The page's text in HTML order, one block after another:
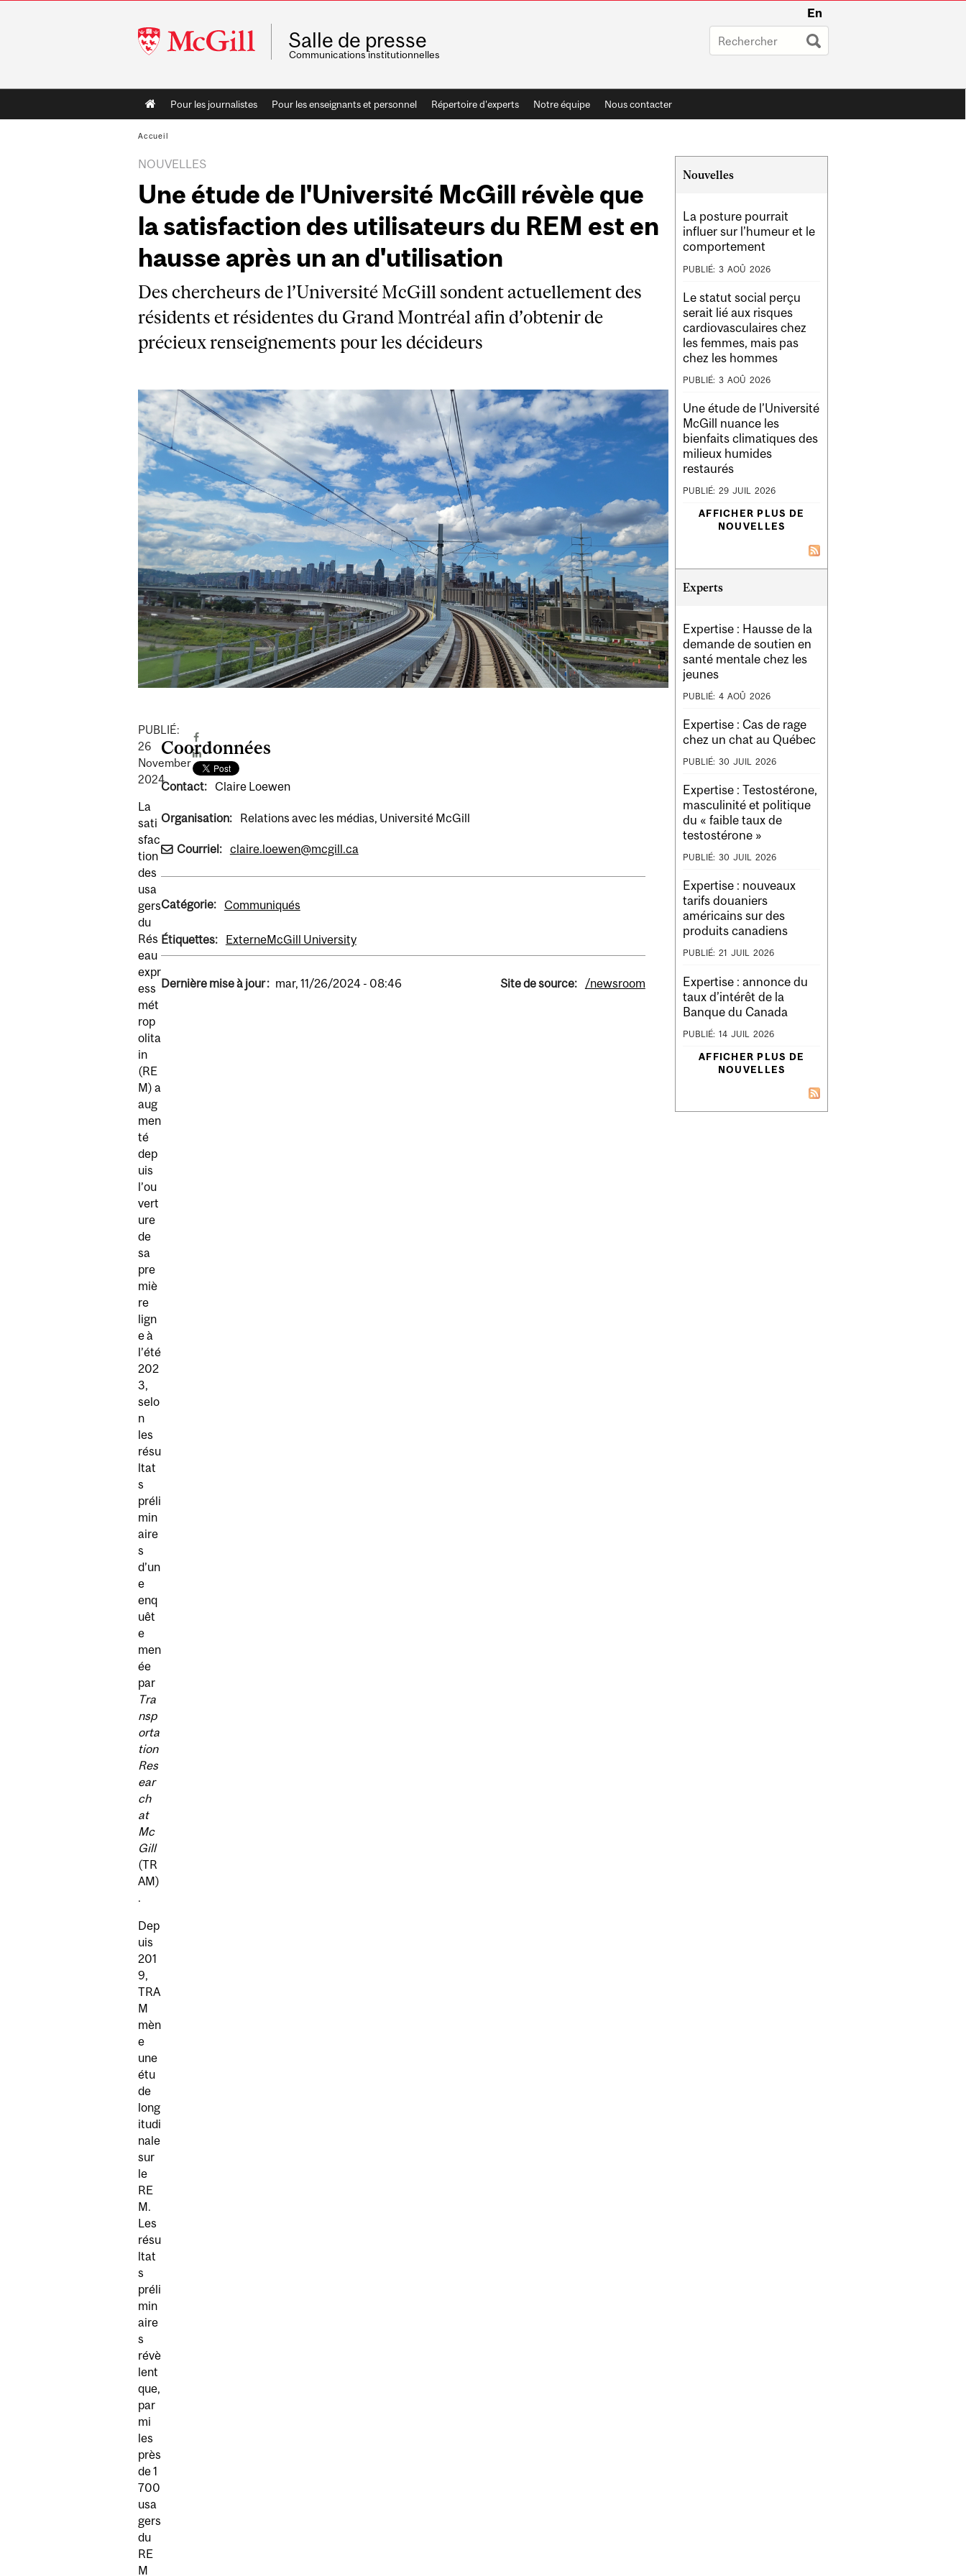
McGill
University
En
Salle de presse
Communications institutionnelles
Main
navigation
Pour les journalistes Pour les enseignants et personnel Répertoire d'experts Notre équipe Nous contacter
Accueil
NOUVELLES
Une étude de l'Université McGill révèle que
la satisfaction des utilisateurs du REM est en
hausse après un an d'utilisation
Des chercheurs de l’Université McGill sondent actuellement des
résidents et résidentes du Grand Montréal afin d’obtenir de
précieux renseignements pour les décideurs
PUBLIÉ:
26
November
2024
La
sati
sfac
tion
des
usa
gers
du
Rés
eau
expr
ess
mét
rop
olita
in
(RE
M) a
aug
men
té
dep
uis
l’ou
vert
ure
de
sa
pre
miè
re
lign
e à
l’été
202
3,
selo
n
les
résu
ltat
s
préli
min
aire
s
d’un
e
enq
uêt
e
men
ée
par
Tra
nsp
orta
tion
Res
ear
ch
at
Mc
Gill
(TR
AM)
.
Dep
uis
201
9,
TRA
M
mèn
e
une
étu
de
long
itudi
nale
sur
le
RE
M.
Les
résu
ltat
s
préli
min
aire
s
révè
lent
que,
par
mi
les
près
de 1
700
usa
gers
du
RE
M
Coordonnées
Contact: Claire Loewen
Organisation: Relations avec les médias, Université McGill
Courriel: claire.loewen@mcgill.ca
Catégorie: Communiqués
Étiquettes: ExterneMcGill University
Dernière mise à jour : mar, 11/26/2024 - 08:46 Site de source: /newsroom
Related
Nouvelles
La posture pourrait
influer sur l’humeur et le
comportement
PUBLIÉ: 3 AOÛ 2026
Le statut social perçu
serait lié aux risques
cardiovasculaires chez
les femmes, mais pas
chez les hommes
PUBLIÉ: 3 AOÛ 2026
Une étude de l’Université
McGill nuance les
bienfaits climatiques des
milieux humides
restaurés
PUBLIÉ: 29 JUIL 2026
AFFICHER PLUS DE
NOUVELLES
Experts
Expertise : Hausse de la
demande de soutien en
santé mentale chez les
jeunes
PUBLIÉ: 4 AOÛ 2026
Expertise : Cas de rage
chez un chat au Québec
PUBLIÉ: 30 JUIL 2026
Expertise : Testostérone,
masculinité et politique
du « faible taux de
testostérone »
PUBLIÉ: 30 JUIL 2026
Expertise : nouveaux
tarifs douaniers
américains sur des
produits canadiens
PUBLIÉ: 21 JUIL 2026
Expertise : annonce du
taux d’intérêt de la
Banque du Canada
PUBLIÉ: 14 JUIL 2026
AFFICHER PLUS DE
NOUVELLES